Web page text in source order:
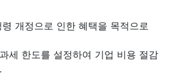
개정으로 인한 혜택을 목적으로
세 한도를 설정하여 기업 비용 절감